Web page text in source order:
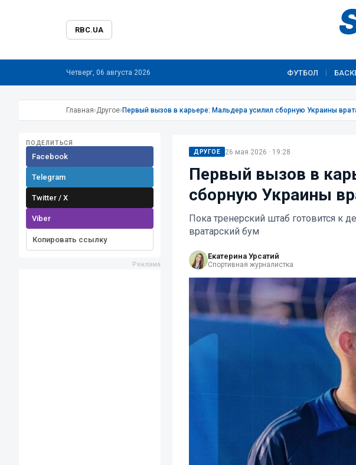
RBC.UA
Четверг, 06 августа 2026 ФУТБОЛ
Главная›Другое› Первый вызов в карьере: Мальдера усилил сборную Украины
ПОДЕЛИТЬСЯ
Facebook
Telegram
Twitter / X
Viber
Копировать ссылку
ДРУГОЕ 26 мая 2026 · 19:28
Первый вызов в
сборную Украины
Пока тренерский штаб готовится к
вратарский бум
Екатерина Урсатий
Спортивная журналистка